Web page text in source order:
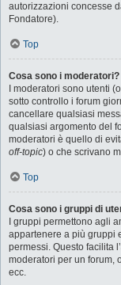
autorizzazioni concesse
Fondatore).
Top
Cosa sono i moderatori?
I moderatori sono utenti
sotto controllo i forum
cancellare qualsiasi
qualsiasi argomento del
moderatori è quello di
off-topic) o che scrivano
Top
Cosa sono i gruppi di
I gruppi permettono agli
appartenere a più gruppi
permessi. Questo facilita
moderatori per un forum,
ecc.